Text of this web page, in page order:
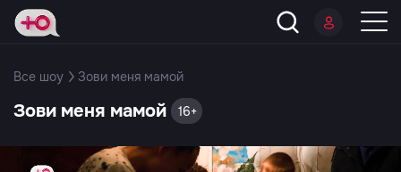
Все шоу Зови меня мамой
Зови меня мамой 16+